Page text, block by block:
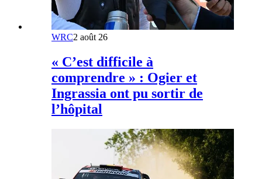
WRC2 août 26
« C’est difficile à
comprendre » : Ogier et
Ingrassia ont pu sortir de
l’hôpital